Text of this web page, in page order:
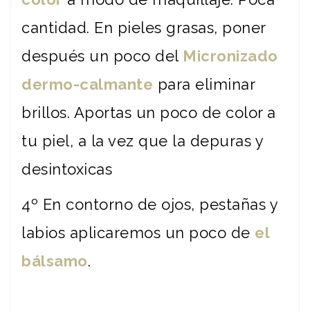
cantidad. En pieles grasas, poner
después un poco del Micronizado
dermo-calmante para eliminar
brillos. Aportas un poco de color a
tu piel, a la vez que la depuras y
desintoxicas
4º En contorno de ojos, pestañas y
labios aplicaremos un poco de el
bálsamo.